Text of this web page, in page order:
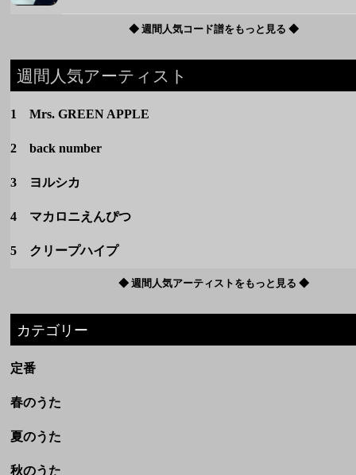
◆ 週間人気コード譜をもっと見る ◆
週間人気アーティスト
1 Mrs. GREEN APPLE
2 back number
3 ヨルシカ
4 マカロニえんぴつ
5 クリープハイプ
◆ 週間人気アーティストをもっと見る ◆
カテゴリー
定番
春のうた
夏のうた
秋のうた